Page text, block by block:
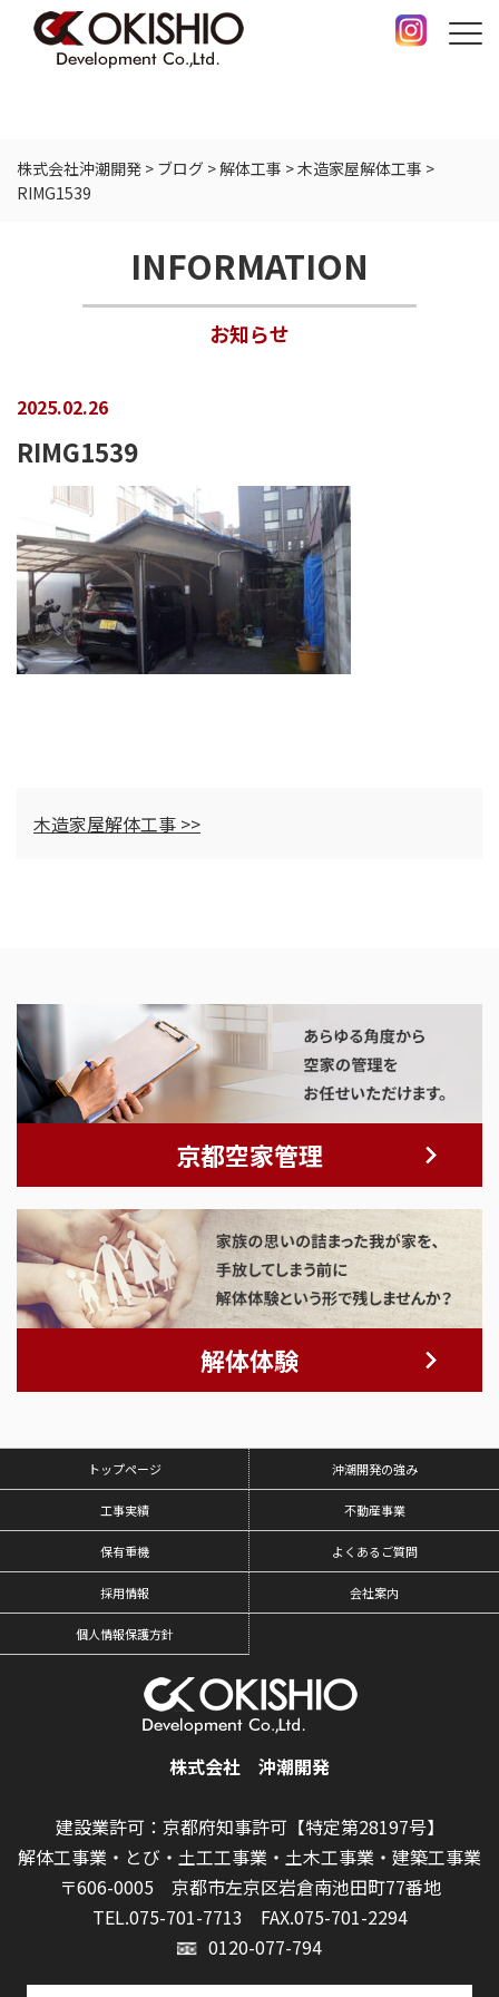
株式会社沖潮開発 > ブログ >解体工事 >木造家屋解体工事 >
RIMG1539
INFORMATION
お知らせ
2025.02.26
RIMG1539
木造家屋解体工事 >>
京都空家管理
解体体験
トップページ 沖潮開発の強み
工事実績 不動産事業
保有重機 よくあるご質問
採用情報 会社案内
個人情報保護方針
株式会社 沖潮開発
建設業許可：京都府知事許可【特定第28197号】
解体工事業・とび・土工工事業・土木工事業・建築工事業
〒606-0005 京都市左京区岩倉南池田町77番地
TEL.075-701-7713 FAX.075-701-2294
0120-077-794